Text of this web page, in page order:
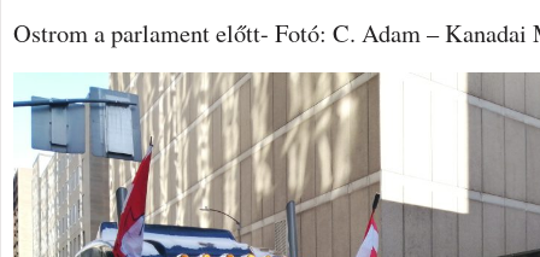
Ostrom a parlament előtt- Fotó: C. Adam – Kanadai